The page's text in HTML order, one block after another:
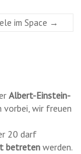
im Space →
Albert-Einstein-
wir freuen
20 darf
betreten werden.